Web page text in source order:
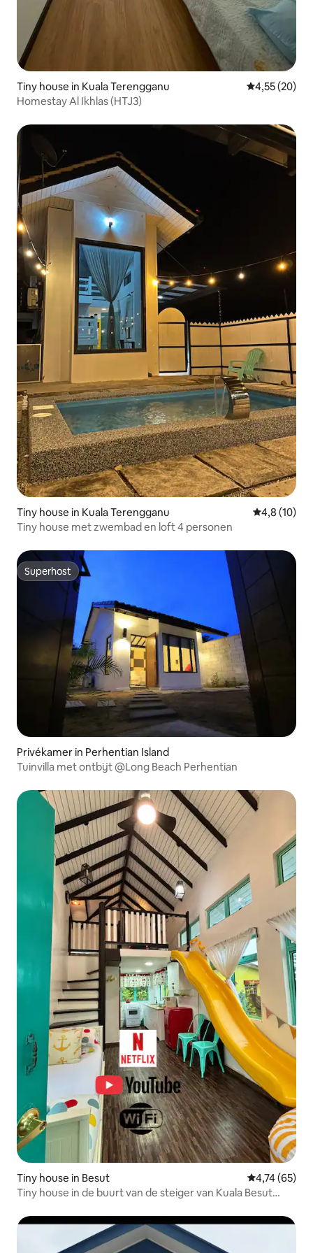
Tiny house in Kuala Terengganu Gemiddelde
4,55 (20)
Homestay Al Ikhlas (HTJ3)
Tiny house in Kuala Terengganu
4,8 (10)
Tiny house met zwembad en loft 4 personen
Superhost
Superhost
Privékamer in Perhentian Island
Tuinvilla met ontbijt @Long Beach Perhentian
Tiny house in Besut Gemiddelde
4,74 (65)
Tiny house in de buurt van de steiger van Kuala Besut